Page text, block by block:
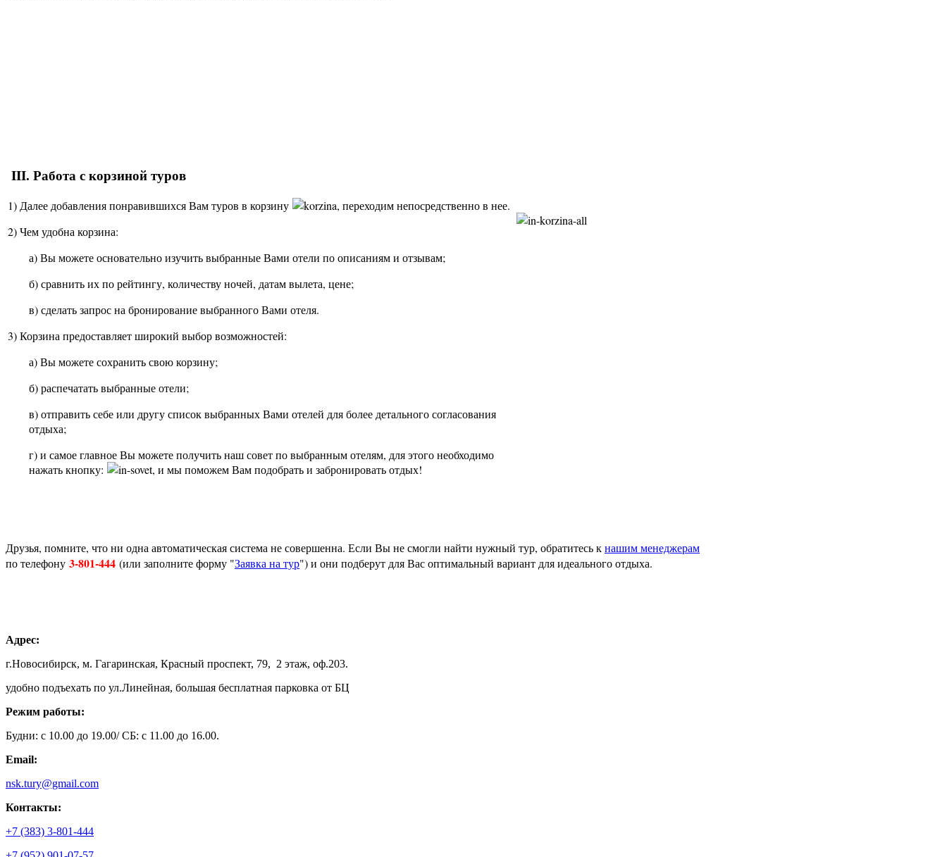
III. Работа с корзиной туров
1) Далее добавления понравившихся Вам туров в корзину
, переходим непосредственно в нее.
2) Чем удобна корзина:
а) Вы можете основательно изучить выбранные Вами отели по описаниям и отзывам;
б) сравнить их по рейтингу, количеству ночей, датам вылета, цене;
в) сделать запрос на бронирование выбранного Вами отеля.
3) Корзина предоставляет широкий выбор возможностей:
а) Вы можете сохранить свою корзину;
б) распечатать выбранные отели;
в) отправить себе или другу список выбранных Вами отелей для более детального согласования
отдыха;
г) и самое главное Вы можете получить наш совет по выбранным отелям, для этого необходимо
нажать кнопку:
, и мы поможем Вам подобрать и забронировать отдых!
Друзья, помните, что ни одна автоматическая система не совершенна. Если Вы не смогли найти нужный тур, обратитесь кнашим менеджерам
по телефону 3-801-444 (или заполните форму "Заявка на тур") и они подберут для Вас оптимальный вариант для идеального отдыха.
Адрес:
г.Новосибирск, м. Гагаринская, Красный проспект, 79, 2 этаж, оф.203.
удобно подъехать по ул.Линейная, большая бесплатная парковка от БЦ
Режим работы:
Будни: с 10.00 до 19.00/ СБ: с 11.00 до 16.00.
Email:
nsk.tury@gmail.com
Контакты:
+7 (383) 3-801-444